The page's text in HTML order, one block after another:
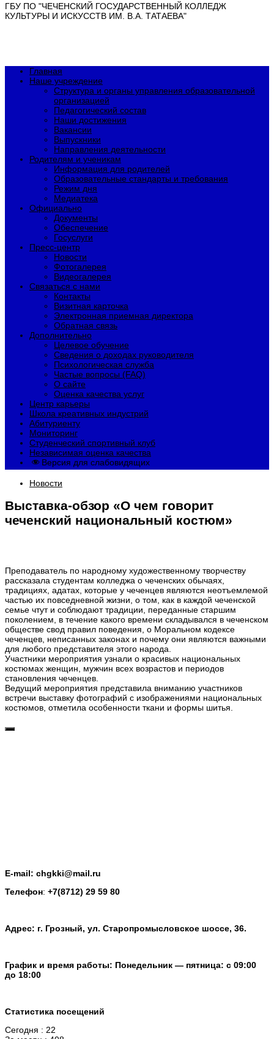
ГБУ ПО "ЧЕЧЕНСКИЙ ГОСУДАРСТВЕННЫЙ КОЛЛЕДЖ
КУЛЬТУРЫ И ИСКУССТВ ИМ. В.А. ТАТАЕВА"
Главная
Наше учреждение
Структура и органы управления образовательной
организацией
Педагогический состав
Наши достижения
Вакансии
Выпускники
Направления деятельности
Родителям и ученикам
Информация для родителей
Образовательные стандарты и требования
Режим дня
Медиатека
Официально
Документы
Обеспечение
Госуслуги
Пресс-центр
Новости
Фотогалерея
Видеогалерея
Связаться с нами
Контакты
Визитная карточка
Электронная приемная директора
Обратная связь
Дополнительно
Целевое обучение
Сведения о доходах руководителя
Психологическая служба
Частые вопросы (FAQ)
О сайте
Оценка качества услуг
Центр карьеры
Школа креативных индустрий
Абитуриенту
Мониторинг
Студенческий спортивный клуб
Независимая оценка качества
Версия для слабовидящих
Новости
Выставка-обзор «О чем говорит
чеченский национальный костюм»
Преподаватель по народному художественному творчеству
рассказала студентам колледжа о чеченских обычаях,
традициях, адатах, которые у чеченцев являются неотъемлемой
частью их повседневной жизни, о том, как в каждой чеченской
семье чтут и соблюдают традиции, переданные старшим
поколением, в течение какого времени складывался в чеченском
обществе свод правил поведения, о Моральном кодексе
чеченцев, неписанных законах и почему они являются важными
для любого представителя этого народа.
Участники мероприятия узнали о красивых национальных
костюмах женщин, мужчин всех возрастов и периодов
становления чеченцев.
Ведущий мероприятия представила вниманию участников
встречи выставку фотографий с изображениями национальных
костюмов, отметила особенности ткани и формы шитья.
E-mail: chgkki@mail.ru
Телефон: +7(8712) 29 59 80
Адрес: г. Грозный, ул. Старопромысловское шоссе, 36.
График и время работы: Понедельник — пятница: с 09:00
до 18:00
Статистика посещений
Сегодня : 22